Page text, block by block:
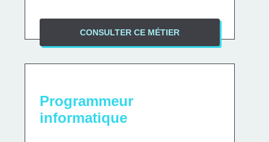
CONSULTER CE MÉTIER
Programmeur
informatique